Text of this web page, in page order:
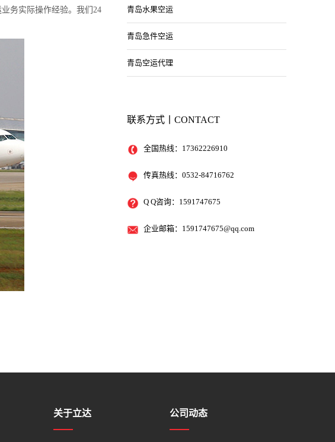
务实际操作经验。我们24
青岛水果空运
青岛急件空运
青岛空运代理
联系方式丨CONTACT
全国热线：17362226910
传真热线：0532-84716762
Q Q咨询：1591747675
企业邮箱： 1591747675@qq.com
关于立达 公司动态